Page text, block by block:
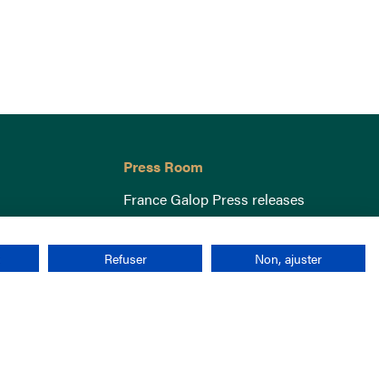
Press Room
France Galop Press releases
Refuser Non, ajuster